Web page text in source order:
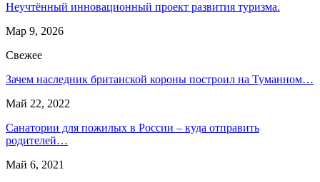
Неучтённый инновационный проект развития туризма.
Мар 9, 2026
Свежее
Зачем наследник британской короны построил на Туманном…
Май 22, 2022
Санатории для пожилых в России – куда отправить
родителей…
Май 6, 2021